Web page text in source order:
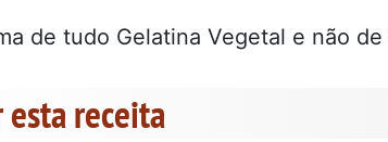
de tudo Gelatina Vegetal e não
receita